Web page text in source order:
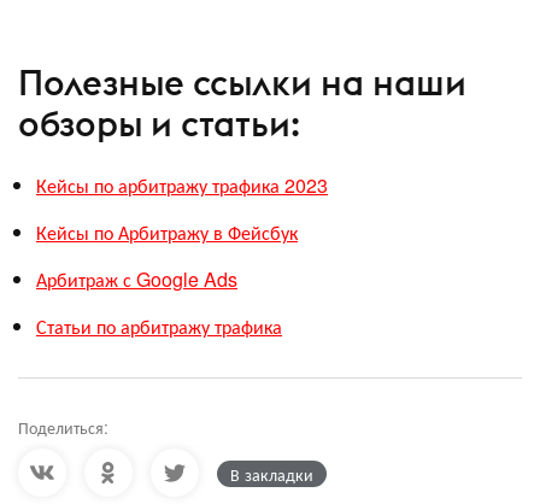
Полезные ссылки на наши
обзоры и статьи:
Кейсы по арбитражу трафика 2023
Кейсы по Арбитражу в Фейсбук
Арбитраж с Google Ads
Статьи по арбитражу трафика
Поделиться:
В закладки